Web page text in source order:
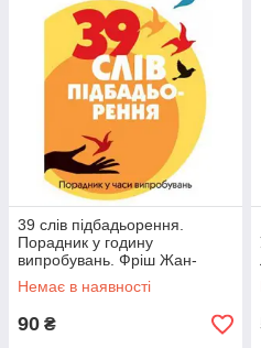
39 слів підбадьорення.
Порадник у годину
випробувань. Фріш Жан-
Ромен
Немає в наявності
90 ₴